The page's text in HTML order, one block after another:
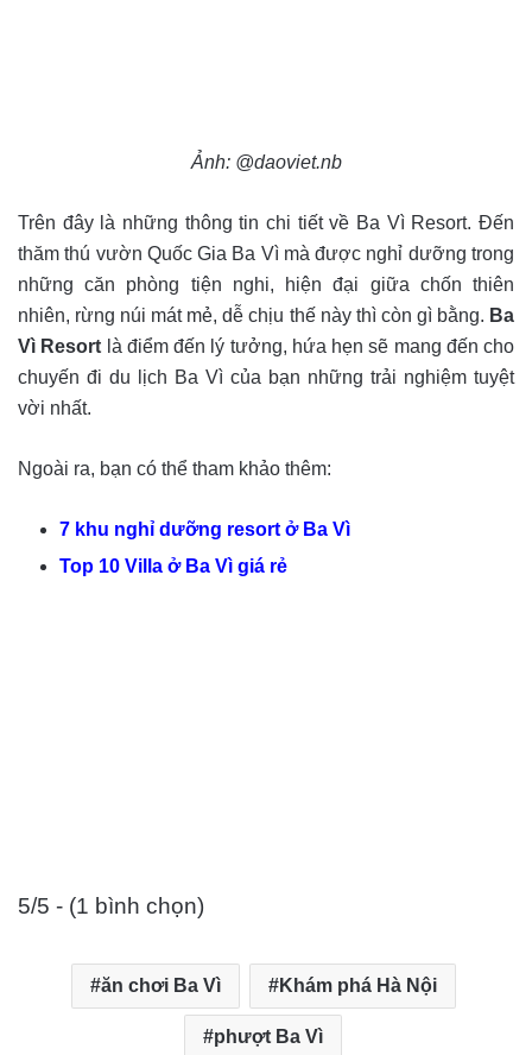
Ảnh: @daoviet.nb
Trên đây là những thông tin chi tiết về Ba Vì Resort. Đến
thăm thú vườn Quốc Gia Ba Vì mà được nghỉ dưỡng trong
những căn phòng tiện nghi, hiện đại giữa chốn thiên
nhiên, rừng núi mát mẻ, dễ chịu thế này thì còn gì bằng. Ba
Vì Resort là điểm đến lý tưởng, hứa hẹn sẽ mang đến cho
chuyến đi du lịch Ba Vì của bạn những trải nghiệm tuyệt
vời nhất.
Ngoài ra, bạn có thể tham khảo thêm:
7 khu nghỉ dưỡng resort ở Ba Vì
Top 10 Villa ở Ba Vì giá rẻ
5/5 - (1 bình chọn)
ăn chơi Ba Vì Khám phá Hà Nội
phượt Ba Vì